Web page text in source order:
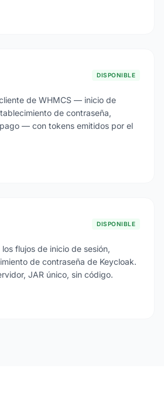
DISPONIBLE
de WHMCS — inicio de
de contraseña,
— con tokens emitidos por el
DISPONIBLE
flujos de inicio de sesión,
de contraseña de Keycloak.
JAR único, sin código.